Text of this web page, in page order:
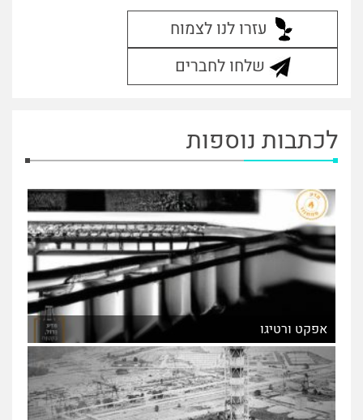
עזרו לנו לצמוח
שלחו לחברים
לכתבות נוספות
אפקט ורטיגו